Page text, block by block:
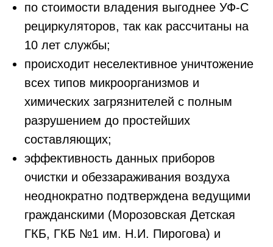
по стоимости владения выгоднее УФ-С
рециркуляторов, так как рассчитаны на
10 лет службы;
происходит неселективное уничтожение
всех типов микроорганизмов и
химических загрязнителей с полным
разрушением до простейших
составляющих;
эффективность данных приборов
очистки и обеззараживания воздуха
неоднократно подтверждена ведущими
гражданскими (Морозовская Детская
ГКБ, ГКБ №1 им. Н.И. Пирогова) и